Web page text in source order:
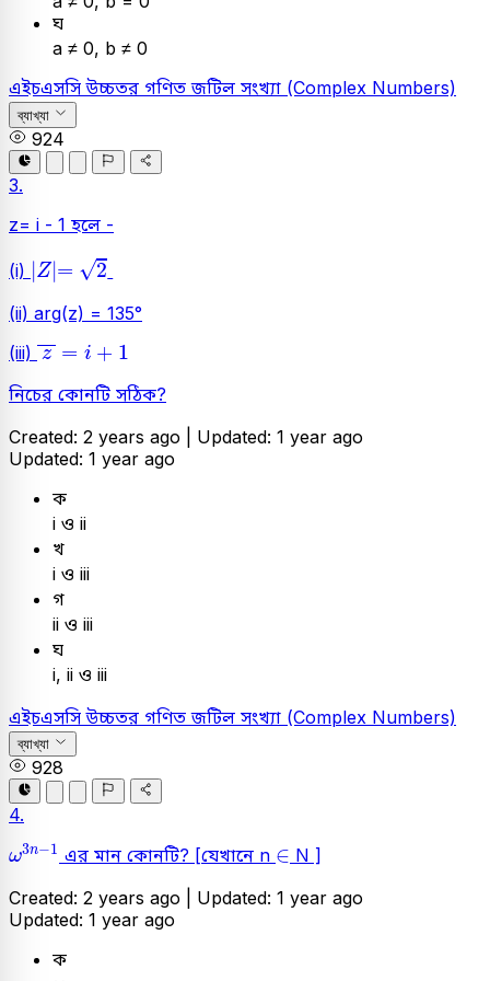
ঘ
a ≠ 0, b ≠ 0
এইচএসসিউচ্চতর গণিতজটিল সংখ্যা (Complex Numbers)
ব্যাখ্যা
924
3.
z= i - 1 হলে -
(i) |Z|= √2
Z=
(ii) arg(z) = 135°
(iii) z = i + 1
z= 1
নিচের কোনটি সঠিক?
Created: 2 years ago | Updated: 1 year ago
Updated: 1 year ago
ক
i ও ii
খ
i ও iii
গ
ii ও iii
ঘ
i, ii ও iii
এইচএসসিউচ্চতর গণিতজটিল সংখ্যা (Complex Numbers)
ব্যাখ্যা
928
4.
ω3n−1
ω3n- এর মান কোনটি? [যেখানে n ∈
∈ N ]
Created: 2 years ago | Updated: 1 year ago
Updated: 1 year ago
ক